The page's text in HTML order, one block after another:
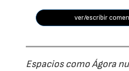
ver/escribir
Espacios como Ágora